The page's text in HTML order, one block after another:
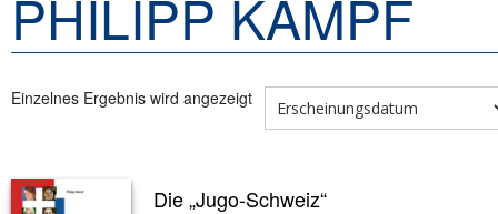
PHILIPP KÄMPF
Einzelnes Ergebnis wird angezeigt
Die „Jugo-Schweiz“